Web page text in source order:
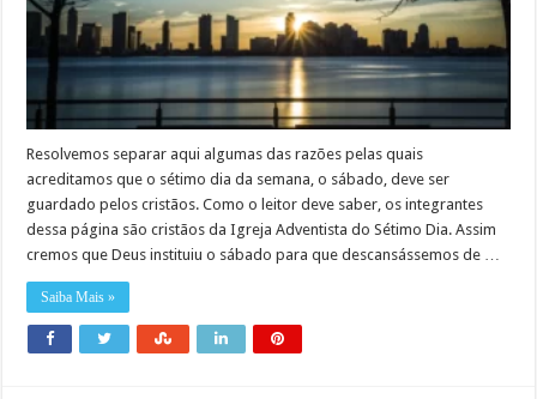
Resolvemos separar aqui algumas das razões pelas quais
acreditamos que o sétimo dia da semana, o sábado, deve ser
guardado pelos cristãos. Como o leitor deve saber, os integrantes
dessa página são cristãos da Igreja Adventista do Sétimo Dia. Assim
cremos que Deus instituiu o sábado para que descansássemos de …
Saiba Mais »